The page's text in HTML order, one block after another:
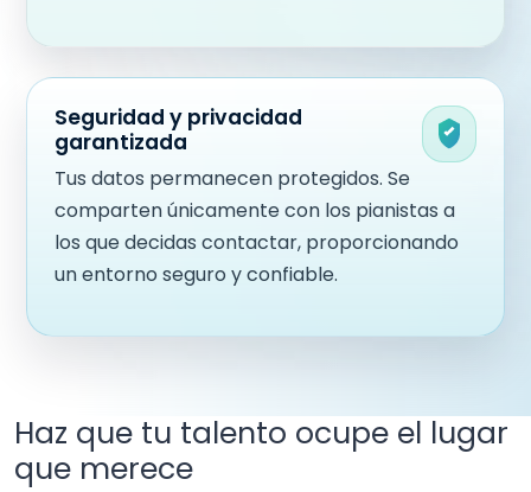
Seguridad y privacidad
garantizada
Tus datos permanecen protegidos. Se
comparten únicamente con los pianistas a
los que decidas contactar, proporcionando
un entorno seguro y confiable.
Haz que tu talento ocupe el lugar
que merece